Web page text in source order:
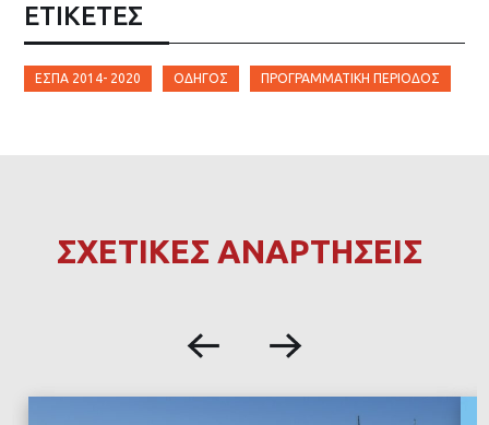
ΕΤΙΚΈΤΕΣ
ΕΣΠΑ 2014- 2020 ΟΔΗΓΌΣ ΠΡΟΓΡΑΜΜΑΤΙΚΉ ΠΕΡΊΟΔΟΣ
ΣΧΕΤΙΚΕΣ ΑΝΑΡΤΗΣΕΙΣ